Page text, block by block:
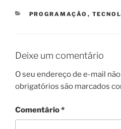
CATEGORIAS
PROGRAMAÇÃO ,
Deixe um comentário
O seu endereço de e-mail
obrigatórios são marcados
Comentário*